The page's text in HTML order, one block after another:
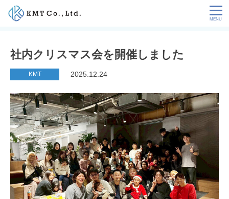
Skip
NEWS
サービス
お客様の声
特定技能コラム
採用情報
社内クリスマス会を開催しました
KMT 2025.12.24